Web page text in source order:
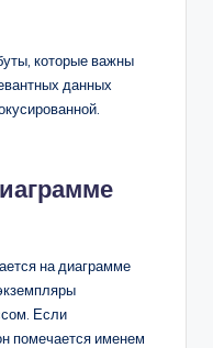
которые важны
данных
на диаграмме
Если
помечается именем